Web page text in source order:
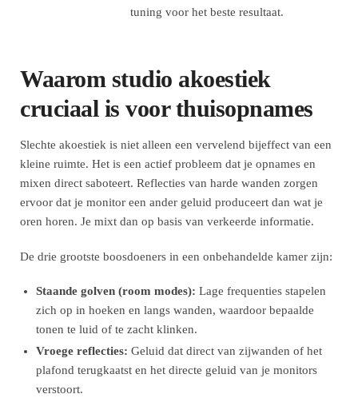
tuning voor het beste resultaat.
Waarom studio akoestiek
cruciaal is voor thuisopnames
Slechte akoestiek is niet alleen een vervelend bijeffect van een
kleine ruimte. Het is een actief probleem dat je opnames en
mixen direct saboteert. Reflecties van harde wanden zorgen
ervoor dat je monitor een ander geluid produceert dan wat je
oren horen. Je mixt dan op basis van verkeerde informatie.
De drie grootste boosdoeners in een onbehandelde kamer zijn:
Staande golven (room modes): Lage frequenties stapelen
zich op in hoeken en langs wanden, waardoor bepaalde
tonen te luid of te zacht klinken.
Vroege reflecties: Geluid dat direct van zijwanden of het
plafond terugkaatst en het directe geluid van je monitors
verstoort.